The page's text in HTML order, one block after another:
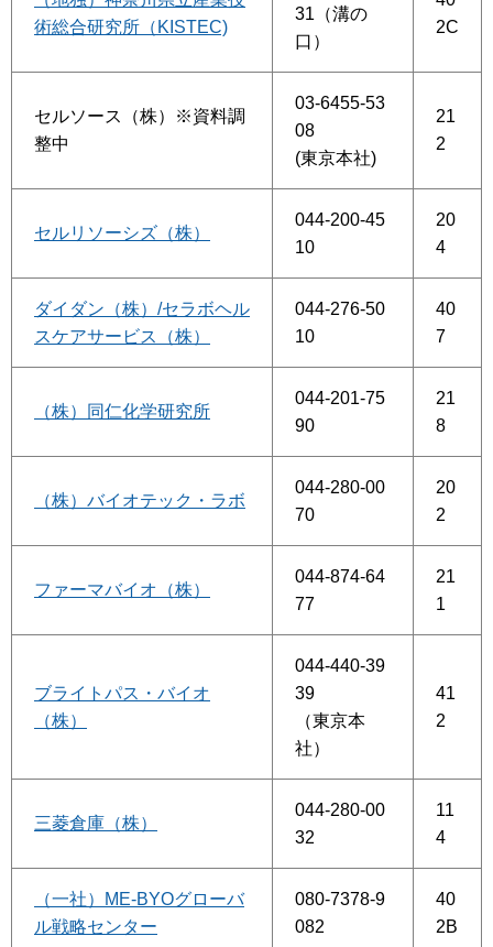
術総合研究所（KISTEC)
31（溝の
口）
2C
セルソース（株）※資料調
整中
03-6455-53
08
(東京本社)
21
2
セルリソーシズ（株）
044-200-45
10
20
4
ダイダン（株）/セラボヘル
スケアサービス（株）
044-276-50
10
40
7
（株）同仁化学研究所
044-201-75
90
21
8
（株）バイオテック・ラボ
044-280-00
70
20
2
ファーマバイオ（株）
044-874-64
77
21
1
ブライトパス・バイオ
（株）
044-440-39
39
（東京本
社）
41
2
三菱倉庫（株）
044-280-00
32
11
4
（一社）ME-BYOグローバ
ル戦略センター
080-7378-9
082
40
2B